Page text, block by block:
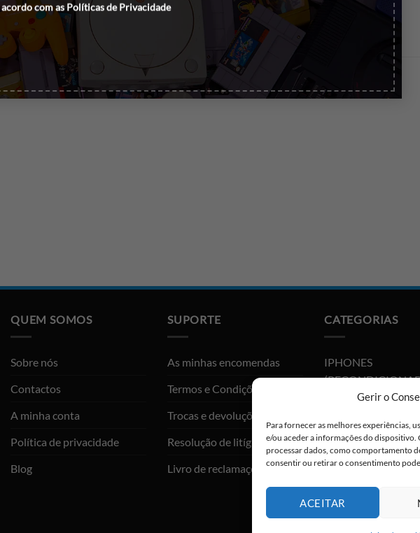
com as Políticas de Privacidade
Gerir o
Para fornecer as melhores experiências,
e/ou aceder a informações do
processar dados, como comportamento
consentir ou retirar o consentimento
ACEITAR
QUEM SOMOS
Sobre nós
Contactos
A minha conta
Política de privacidade
Blog
SUPORTE
As minhas encomendas
Termos e Condições
Trocas e devoluções
Resolução de litígios
Livro de reclamações
CATEGORIAS
IPHONES
NINTENDO
CABOS E